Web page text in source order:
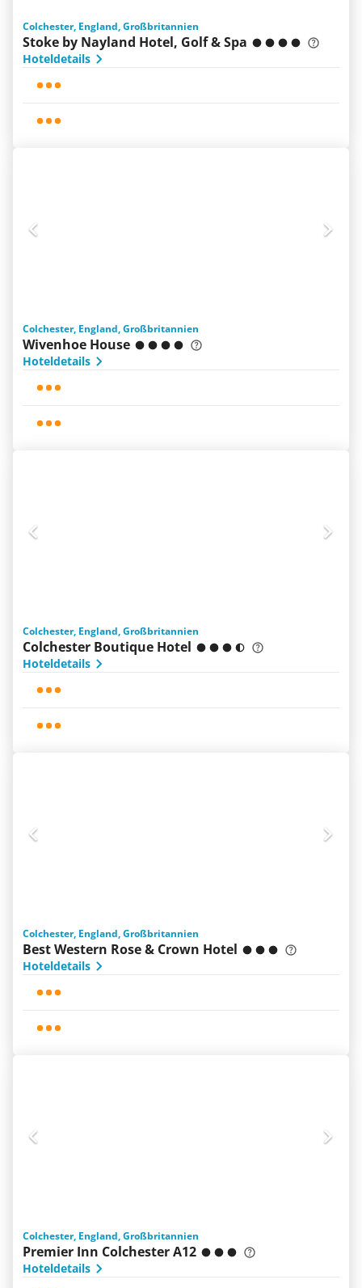
Colchester, England, Großbritannien
Stoke by Nayland Hotel, Golf & Spa
Hoteldetails
Colchester, England, Großbritannien
Wivenhoe House
Hoteldetails
Colchester, England, Großbritannien
Colchester Boutique Hotel
Hoteldetails
Colchester, England, Großbritannien
Best Western Rose & Crown Hotel
Hoteldetails
Colchester, England, Großbritannien
Premier Inn Colchester A12
Hoteldetails